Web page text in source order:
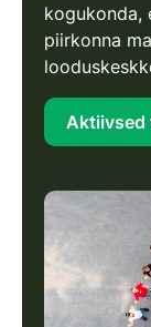
kogukonda,
piirkonna
Aktiivsed